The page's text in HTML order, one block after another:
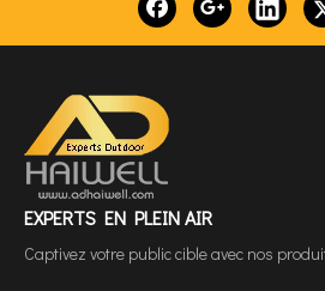
EXPERTS EN PLEIN AIR
Captivez votre public cible avec nos